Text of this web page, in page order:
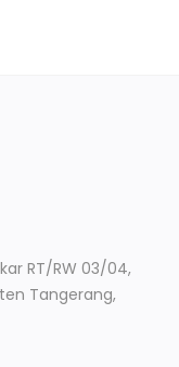
RT/RW 03/04,
Tangerang,